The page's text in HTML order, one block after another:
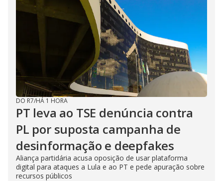
DO R7/HÁ 1 HORA
PT leva ao TSE denúncia contra
PL por suposta campanha de
desinformação e deepfakes
Aliança partidária acusa oposição de usar plataforma
digital para ataques a Lula e ao PT e pede apuração sobre
recursos públicos